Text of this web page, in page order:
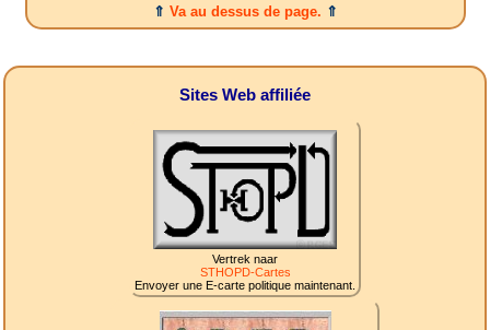
⇑ Va au dessus de page. ⇑
Sites Web affiliée
Vertrek naar
STHOPD-Cartes
Envoyer une E-carte politique maintenant.